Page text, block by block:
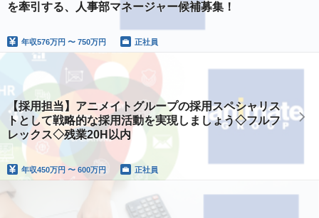
を牽引する、人事部マネージャー候補募集！
年収576万円 〜 750万円 正社員
【採用担当】アニメイトグループの採用スペシャリス
トとして戦略的な採用活動を実現しましょう◇フルフ
レックス◇残業20H以内
年収450万円 〜 600万円 正社員